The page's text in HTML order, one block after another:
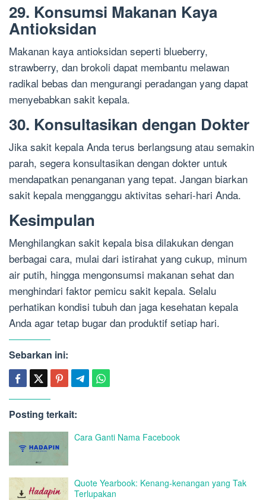
29. Konsumsi Makanan Kaya
Antioksidan
Makanan kaya antioksidan seperti blueberry,
strawberry, dan brokoli dapat membantu melawan
radikal bebas dan mengurangi peradangan yang dapat
menyebabkan sakit kepala.
30. Konsultasikan dengan Dokter
Jika sakit kepala Anda terus berlangsung atau semakin
parah, segera konsultasikan dengan dokter untuk
mendapatkan penanganan yang tepat. Jangan biarkan
sakit kepala mengganggu aktivitas sehari-hari Anda.
Kesimpulan
Menghilangkan sakit kepala bisa dilakukan dengan
berbagai cara, mulai dari istirahat yang cukup, minum
air putih, hingga mengonsumsi makanan sehat dan
menghindari faktor pemicu sakit kepala. Selalu
perhatikan kondisi tubuh dan jaga kesehatan kepala
Anda agar tetap bugar dan produktif setiap hari.
Sebarkan ini:
Posting terkait:
Cara Ganti Nama Facebook
Quote Yearbook: Kenang-kenangan yang Tak
Terlupakan